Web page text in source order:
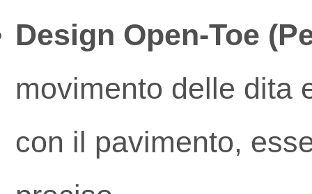
Design Open-Toe
movimento delle dita
con il pavimento,